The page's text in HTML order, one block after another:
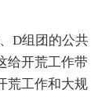
D组团的公共
给开荒工作带
荒工作和大规